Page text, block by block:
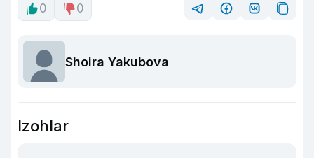
0 0
Shoira Yakubova
Izohlar